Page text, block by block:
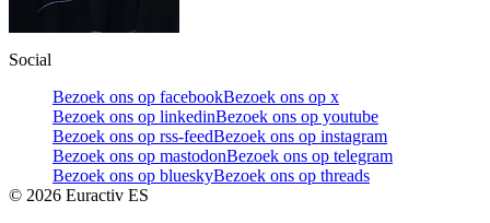
Social
Bezoek ons op facebookBezoek ons op x
Bezoek ons op linkedinBezoek ons op youtube
Bezoek ons op rss-feedBezoek ons op instagram
Bezoek ons op mastodonBezoek ons op telegram
Bezoek ons op blueskyBezoek ons op threads
© 2026 Euractiv ES